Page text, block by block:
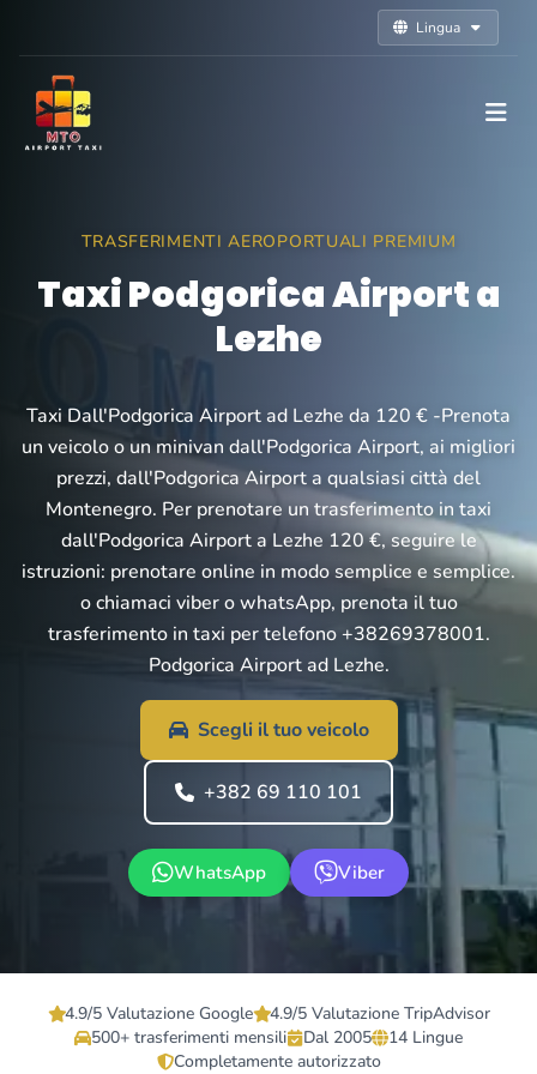
Lingua
TRASFERIMENTI AEROPORTUALI PREMIUM
Taxi Podgorica Airport a
Lezhe
Taxi Dall'Podgorica Airport ad Lezhe da 120 € -Prenota
un veicolo o un minivan dall'Podgorica Airport, ai migliori
prezzi, dall'Podgorica Airport a qualsiasi città del
Montenegro. Per prenotare un trasferimento in taxi
dall'Podgorica Airport a Lezhe 120 €, seguire le
istruzioni: prenotare online in modo semplice e semplice.
o chiamaci viber o whatsApp, prenota il tuo
trasferimento in taxi per telefono +38269378001.
Podgorica Airport ad Lezhe.
Scegli il tuo veicolo
+382 69 110 101
WhatsApp Viber
4.9/5 Valutazione Google
4.9/5 Valutazione TripAdvisor
500+ trasferimenti mensili
Dal 2005
14 Lingue
Completamente autorizzato